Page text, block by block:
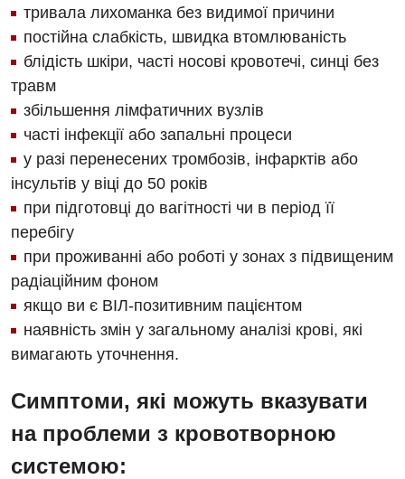
Вакансії
Заходи БПР
Інтернатура
Енциклопедія
Програма лояльності
Відгуки
Діагностика
Діагностичне відділення
Ендоскопічне відділення
Інструментальна діагностика
Рентгенографія
тривала лихоманка без видимої причини
постійна слабкість, швидка втомлюваність
блідість шкіри, часті носові кровотечі, синці без
травм
збільшення лімфатичних вузлів
часті інфекції або запальні процеси
у разі перенесених тромбозів, інфарктів або
інсультів у віці до 50 років
при підготовці до вагітності чи в період її
перебігу
при проживанні або роботі у зонах з підвищеним
радіаційним фоном
якщо ви є ВІЛ-позитивним пацієнтом
наявність змін у загальному аналізі крові, які
вимагають уточнення.
Симптоми, які можуть вказувати
на проблеми з кровотворною
системою: